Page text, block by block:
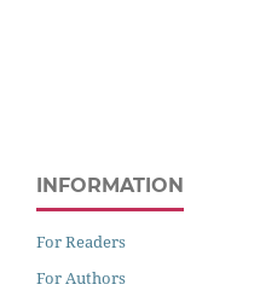
INFORMATION
For Readers
For Authors